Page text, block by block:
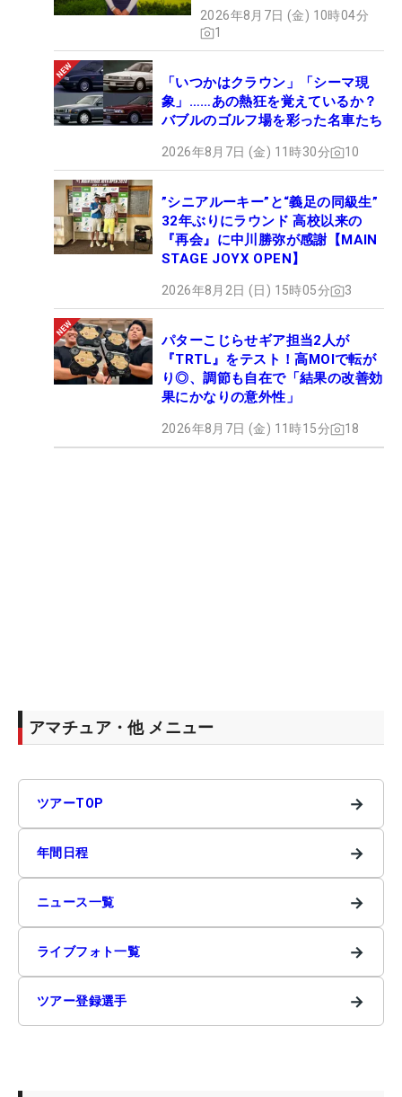
2026年8月7日 (金) 10時04分
1
「いつかはクラウン」「シーマ現
象」……あの熱狂を覚えているか？
バブルのゴルフ場を彩った名車たち
2026年8月7日 (金) 11時30分 10
”シニアルーキー”と“義足の同級生”
32年ぶりにラウンド 高校以来の
『再会』に中川勝弥が感謝【MAIN
STAGE JOYX OPEN】
2026年8月2日 (日) 15時05分 3
パターこじらせギア担当2人が
『TRTL』をテスト！高MOIで転が
り◎、調節も自在で「結果の改善効
果にかなりの意外性」
2026年8月7日 (金) 11時15分 18
アマチュア・他 メニュー
ツアーTOP →
年間日程 →
ニュース一覧 →
ライブフォト一覧 →
ツアー登録選手 →